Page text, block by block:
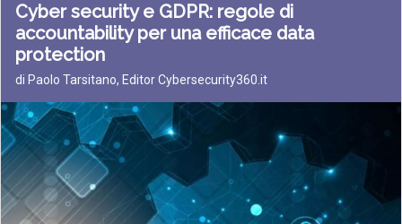
Cyber security e GDPR: regole di
accountability per una efficace data
protection
di Paolo Tarsitano, Editor Cybersecurity360.it